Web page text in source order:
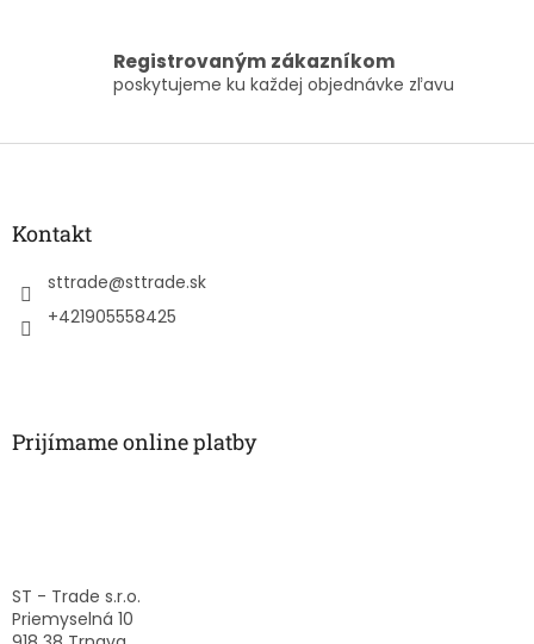
Registrovaným zákazníkom
poskytujeme ku každej objednávke zľavu
Z
Kontakt
sttrade@sttrade.sk
+421905558425
Prijímame online platby
ST - Trade s.r.o.
Priemyselná 10